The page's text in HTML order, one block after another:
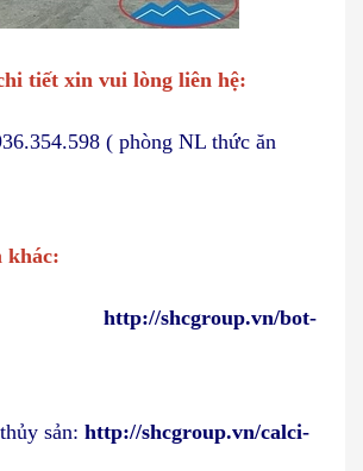
tiết xin vui lòng liên hệ:
( phòng NL thức ăn
khác:
http://shcgroup.vn/bot-
sản: http://shcgroup.vn/calci-